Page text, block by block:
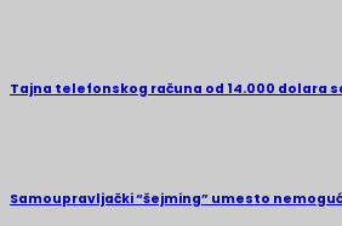
Tajna telefonskog računa od 14.000 dolara
Samoupravljački “šejming” umesto